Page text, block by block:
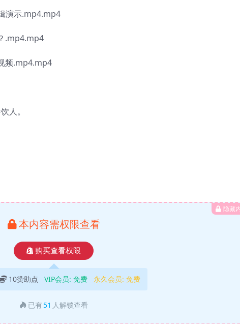
演示.mp4.mp4
.mp4.mp4
频.mp4.mp4
人。
隐藏
本内容需权限查看
购买查看权限
10赞助点 VIP会员: 免费 永久会员: 免费
已有 51 人解锁查看